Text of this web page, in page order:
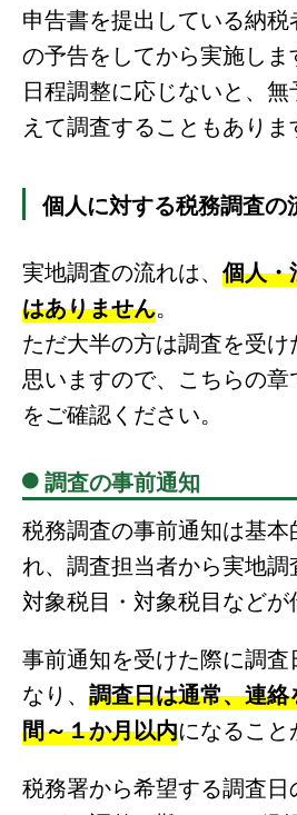
申告書を提出している納
の予告をしてから実施し
日程調整に応じないと、
えて調査することもありま
個人に対する税務調査の
実地調査の流れは、 個人・
はありません。
ただ大半の方は調査を受け
思いますので、こちらの
をご確認ください。
調査の事前通知
税務調査の事前通知は基
れ、調査担当者から実地調
対象税目・対象税目などが
事前通知を受けた際に調
なり、 調査日は通常、連
間～１か月以内になること
税務署から希望する調査日